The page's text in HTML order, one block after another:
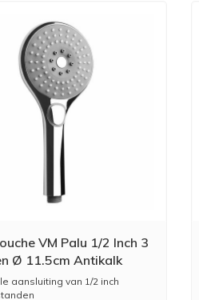
VM Palu 1/2 Inch 3
Ø 11.5cm Antikalk
aansluiting van 1/2 inch